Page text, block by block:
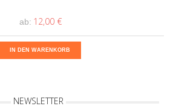
ab: 12,00 €
IN DEN WARENKORB
NEWSLETTER